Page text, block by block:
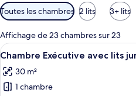
Filtres
disponibles
pour
les
chambres
Toutes les chambres 2 lits 3+ lits
Affichage de 23 chambres sur 23
Afficher
toutes
les
photos
6
Chambre Exécutive avec lits
30 m²
1 chambre